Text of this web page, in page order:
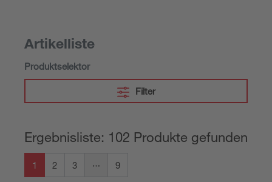
Artikelliste
Produktselektor
Filter
Ergebnisliste: 102 Produkte gefunden
1 2 3 9